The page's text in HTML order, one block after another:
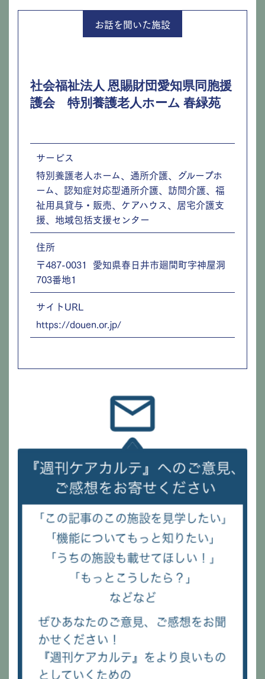
お話を聞いた施設
社会福祉法人 恩賜財団愛知県同胞援
護会 特別養護老人ホーム 春緑苑
サービス
特別養護老人ホーム、通所介護、グループホ
ーム、認知症対応型通所介護、訪問介護、福
祉用具貸与・販売、ケアハウス、居宅介護支
援、地域包括支援センター
住所
〒487-0031 愛知県春日井市廻間町字神屋洞
703番地1
サイトURL
https://douen.or.jp/